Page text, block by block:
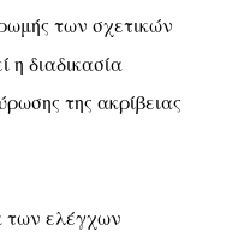
των σχετικών
η διαδικασία
της ακρίβειας
των ελέγχων